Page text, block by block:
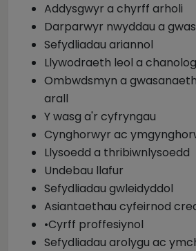
Addysgwyr a chyrff arholi
Darparwyr nwyddau a
Sefydliadau ariannol
Llywodraeth leol a chanolog
Ombwdsmyn a
arall
Y wasg a'r cyfryngau
Cynghorwyr ac
Llysoedd a thribiwnlysoedd
Undebau llafur
Sefydliadau gwleidyddol
Asiantaethau cyfeirnod
•Cyrff proffesiynol
Sefydliadau arolygu ac